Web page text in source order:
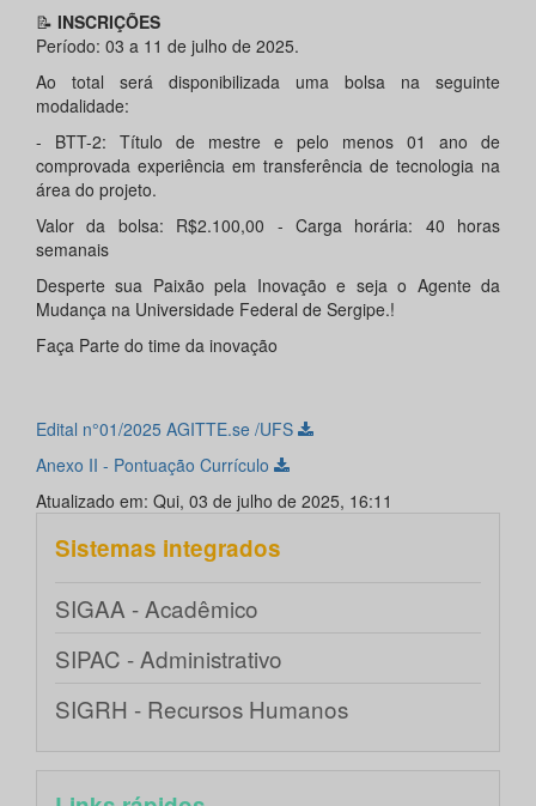
📝 INSCRIÇÕES
Período: 03 a 11 de julho de 2025.
Ao total será disponibilizada uma bolsa na seguinte
modalidade:
- BTT-2: Título de mestre e pelo menos 01 ano de
comprovada experiência em transferência de tecnologia na
área do projeto.
Valor da bolsa: R$2.100,00 - Carga horária: 40 horas
semanais
Desperte sua Paixão pela Inovação e seja o Agente da
Mudança na Universidade Federal de Sergipe.!
Faça Parte do time da inovação
Edital n°01/2025 AGITTE.se /UFS
Anexo II - Pontuação Currículo
Atualizado em: Qui, 03 de julho de 2025, 16:11
Sistemas integrados
SIGAA - Acadêmico
SIPAC - Administrativo
SIGRH - Recursos Humanos